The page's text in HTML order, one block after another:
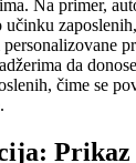
Na primer,
učinku
da
čime se